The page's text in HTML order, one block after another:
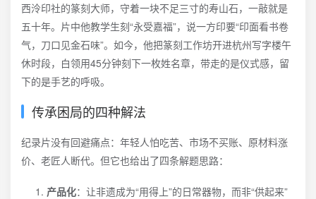
西泠印社的篆刻大师，守着一块不足三寸的寿山石，一敲就是
五十年。片中他教学生刻“永受嘉福”，说一方印要“印面看书卷
气，刀口见金石味”。如今，他把篆刻工作坊开进杭州写字楼午
休时段，白领用45分钟刻下一枚姓名章，带走的是仪式感，留
下的是手艺的呼吸。
传承困局的四种解法
纪录片没有回避痛点：年轻人怕吃苦、市场不买账、原材料涨
价、老匠人断代。但它也给出了四条解题思路：
产品化：让非遗成为“用得上”的日常器物，而非“供起来”